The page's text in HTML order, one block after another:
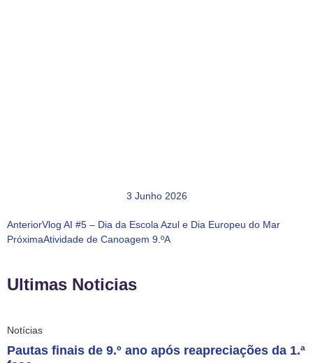
3 Junho 2026
AnteriorVlog AI #5 – Dia da Escola Azul e Dia Europeu do Mar
PróximaAtividade de Canoagem 9.ºA
Ultimas Noticias
Notícias
Pautas finais de 9.º ano após reapreciações da 1.ª